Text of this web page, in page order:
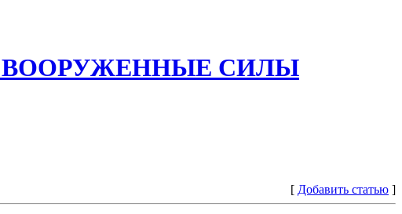
ВООРУЖЕННЫЕ СИЛЫ
[ Добавить статью ]